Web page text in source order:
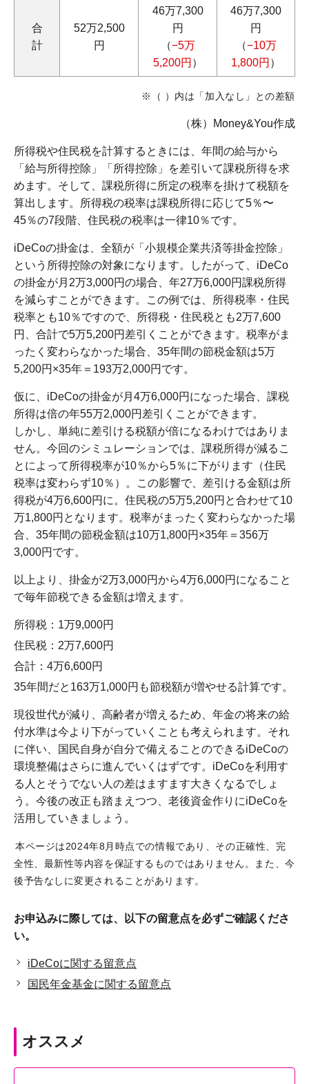
合
計
52万2,500
円
46万7,300
円
（−5万
5,200円 ）
46万7,300
円
（−10万
1,800円 ）
※（ ）内は「加入なし」との差額
（株）Money&You作成
所得税や住民税を計算するときには、年間の給与から
「給与所得控除」「所得控除」を差引いて課税所得を求
めます。そして、課税所得に所定の税率を掛けて税額を
算出します。所得税の税率は課税所得に応じて5％〜
45％の7段階、住民税の税率は一律10％です。
iDeCoの掛金は、全額が「小規模企業共済等掛金控除」
という所得控除の対象になります。したがって、iDeCo
の掛金が月2万3,000円の場合、年27万6,000円課税所得
を減らすことができます。この例では、所得税率・住民
税率とも10％ですので、所得税・住民税とも2万7,600
円、合計で5万5,200円差引くことができます。税率がま
ったく変わらなかった場合、35年間の節税金額は5万
5,200円×35年＝193万2,000円です。
仮に、iDeCoの掛金が月4万6,000円になった場合、課税
所得は倍の年55万2,000円差引くことができます。
しかし、単純に差引ける税額が倍になるわけではありま
せん。今回のシミュレーションでは、課税所得が減るこ
とによって所得税率が10％から5％に下がります（住民
税率は変わらず10％）。この影響で、差引ける金額は所
得税が4万6,600円に。住民税の5万5,200円と合わせて10
万1,800円となります。税率がまったく変わらなかった場
合、35年間の節税金額は10万1,800円×35年＝356万
3,000円です。
以上より、掛金が2万3,000円から4万6,000円になること
で毎年節税できる金額は増えます。
所得税：1万9,000円
住民税：2万7,600円
合計：4万6,600円
35年間だと163万1,000円も節税額が増やせる計算です。
現役世代が減り、高齢者が増えるため、年金の将来の給
付水準は今より下がっていくことも考えられます。それ
に伴い、国民自身が自分で備えることのできるiDeCoの
環境整備はさらに進んでいくはずです。iDeCoを利用す
る人とそうでない人の差はますます大きくなるでしょ
う。今後の改正も踏まえつつ、老後資金作りにiDeCoを
活用していきましょう。
本ページは2024年8月時点での情報であり、その正確性、完
全性、最新性等内容を保証するものではありません。また、今
後予告なしに変更されることがあります。
お申込みに際しては、以下の留意点を必ずご確認くださ
い。
iDeCoに関する留意点
国民年金基金に関する留意点
オススメ